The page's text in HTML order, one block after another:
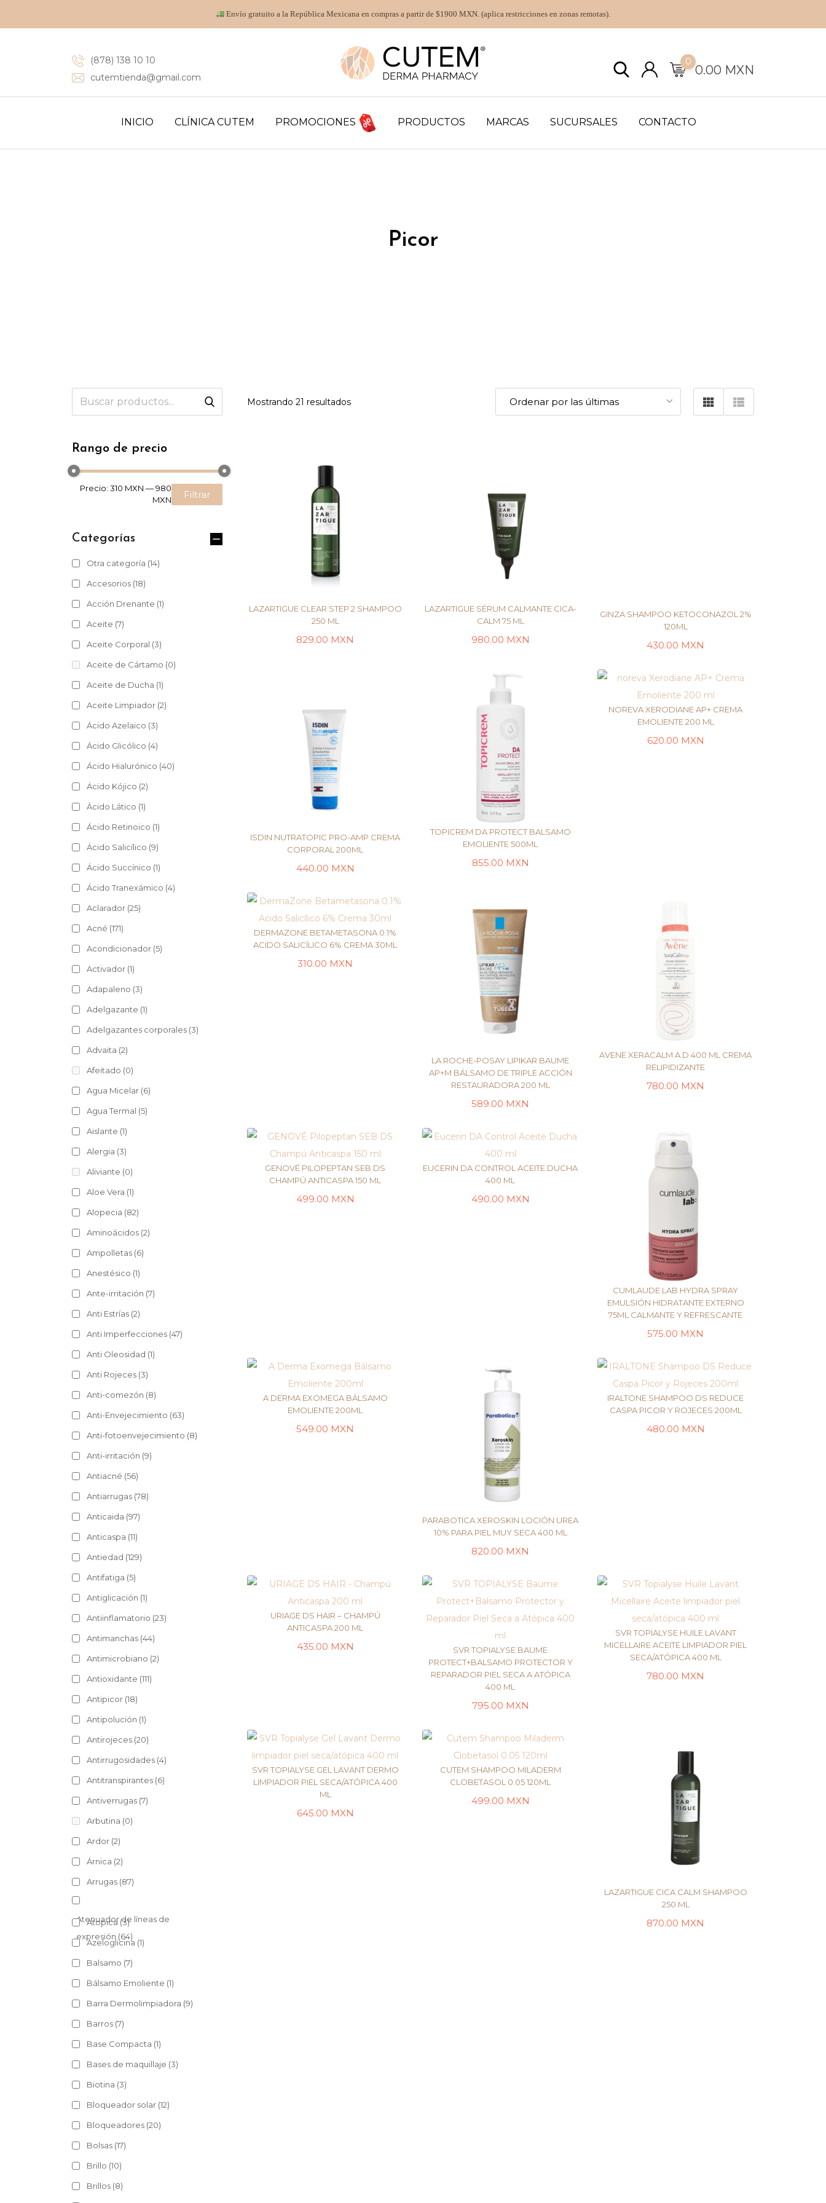
Envío gratuito a la República Mexicana en compras a partir de $1900 MXN. (aplica restricciones en zonas remotas).
(878) 138 10 10
cutemtienda@gmail.com
0.00 MXN
0
INICIO CLÍNICA CUTEM PROMOCIONES PRODUCTOS MARCAS SUCURSALES CONTACTO
Picor
Rango de precio
Filtrar
Precio: 310 MXN —980
MXN
Categorías
Otra categoría (14)
Accesorios (18)
Acción Drenante (1)
Aceite (7)
Aceite Corporal (3)
Aceite de Cártamo (0)
Aceite de Ducha (1)
Aceite Limpiador (2)
Ácido Azelaico (3)
Ácido Glicólico (4)
Ácido Hialurónico (40)
Ácido Kójico (2)
Ácido Lático (1)
Ácido Retinoico (1)
Ácido Salicílico (9)
Ácido Succínico (1)
Ácido Tranexámico (4)
Aclarador (25)
Acné (171)
Acondicionador (5)
Activador (1)
Adapaleno (3)
Adelgazante (1)
Adelgazantes corporales (3)
Advaita (2)
Afeitado (0)
Agua Micelar (6)
Agua Termal (5)
Aislante (1)
Alergia (3)
Aliviante (0)
Aloe Vera (1)
Alopecia (82)
Aminoácidos (2)
Ampolletas (6)
Anestésico (1)
Ante-irritación (7)
Anti Estrías (2)
Anti Imperfecciones (47)
Anti Oleosidad (1)
Anti Rojeces (3)
Anti-comezón (8)
Anti-Envejecimiento (63)
Anti-fotoenvejecimiento (8)
Anti-irritación (9)
Antiacné (56)
Antiarrugas (78)
Anticaida (97)
Anticaspa (11)
Antiedad (129)
Antifatiga (5)
Antiglicación (1)
Antiinflamatorio (23)
Antimanchas (44)
Antimicrobiano (2)
Antioxidante (111)
Antipicor (18)
Antipolución (1)
Antirojeces (20)
Antirrugosidades (4)
Antitranspirantes (6)
Antiverrugas (7)
Arbutina (0)
Ardor (2)
Árnica (2)
Arrugas (87)
Atenuador de líneas de
expresión (64)
Atopica (3)
Azeloglicina (1)
Balsamo (7)
Bálsamo Emoliente (1)
Barra Dermolimpiadora (9)
Barros (7)
Base Compacta (1)
Bases de maquillaje (3)
Biotina (3)
Bloqueador solar (12)
Bloqueadores (20)
Bolsas (17)
Brillo (10)
Brillos (8)
Mostrando 21 resultados
LAZARTIGUE CLEAR STEP 2 SHAMPOO
250 ML
829.00 MXN
LAZARTIGUE SÉRUM CALMANTE CICA-
CALM 75 ML
980.00 MXN
GINZA SHAMPOO KETOCONAZOL 2%
120ML
430.00 MXN
ISDIN NUTRATOPIC PRO-AMP CREMA
CORPORAL 200ML
440.00 MXN
TOPICREM DA PROTECT BALSAMO
EMOLIENTE 500ML
855.00 MXN
NOREVA XERODIANE AP+ CREMA
EMOLIENTE 200 ML
620.00 MXN
DERMAZONE BETAMETASONA 0.1%
ACIDO SALICÍLICO 6% CREMA 30ML
310.00 MXN
AÑADIR AL CARRITO
LA ROCHE-POSAY LIPIKAR BAUME
AP+M BÁLSAMO DE TRIPLE ACCIÓN
RESTAURADORA 200 ML
589.00 MXN
AVENE XERACALM A.D 400 ML CREMA
RELIPIDIZANTE
780.00 MXN
GENOVÉ PILOPEPTAN SEB DS
CHAMPÚ ANTICASPA 150 ML
499.00 MXN
EUCERIN DA CONTROL ACEITE DUCHA
400 ML
490.00 MXN
AÑADIR AL CARRITO
CUMLAUDE LAB HYDRA SPRAY
EMULSIÓN HIDRATANTE EXTERNO
75ML CALMANTE Y REFRESCANTE
575.00 MXN
A DERMA EXOMEGA BÁLSAMO
EMOLIENTE 200ML
549.00 MXN
PARABOTICA XEROSKIN LOCIÓN UREA
10% PARA PIEL MUY SECA 400 ML
820.00 MXN
IRALTONE SHAMPOO DS REDUCE
CASPA PICOR Y ROJECES 200ML
480.00 MXN
URIAGE DS HAIR – CHAMPÚ
ANTICASPA 200 ML
435.00 MXN
LEER MÁS
SVR TOPIALYSE BAUME
PROTECT+BALSAMO PROTECTOR Y
REPARADOR PIEL SECA A ATÓPICA
400 ML
795.00 MXN
LEER MÁS
SVR TOPIALYSE HUILE LAVANT
MICELLAIRE ACEITE LIMPIADOR PIEL
SECA/ATÓPICA 400 ML
780.00 MXN
LEER MÁS
SVR TOPIALYSE GEL LAVANT DERMO
LIMPIADOR PIEL SECA/ATÓPICA 400
ML
645.00 MXN
CUTEM SHAMPOO MILADERM
CLOBETASOL 0.05 120ML
499.00 MXN
LAZARTIGUE CICA CALM SHAMPOO
250 ML
870.00 MXN